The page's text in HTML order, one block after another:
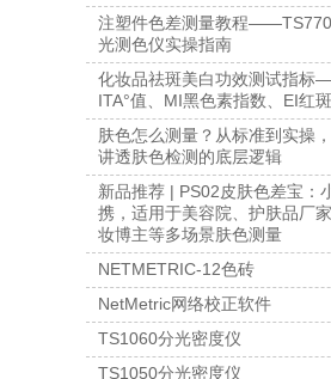
注塑件色差测量教程
光测色仪实操指南
化妆品祛斑美白功效测试指
ITA°值、MI黑色素指数、EI红
肤色怎么测量？从标准到实操
讲透肤色检测的底层逻辑
新品推荐 | PS02皮肤色差宝：
携，适用于美容院、护肤品厂
妆博主等多场景肤色测量
NETMETRIC-12色砖
NetMetric网络校正软件
TS1060分光密度仪
TS1050分光密度仪